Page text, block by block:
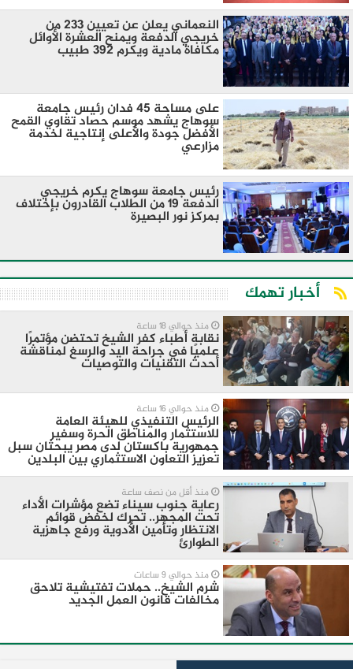
النعماني يعلن عن تعيين ٢٣٣ من
خريجي الدفعة ويمنح العشرة الأوائل
مكافاة مادية ويكرم ٣٩٢ طبيب
على مساحة ٤٥ فدان رئيس جامعة
سوهاج يشهد موسم حصاد تقاوي القمح
الأفضل جودة والأعلى إنتاجية لخدمة
مزارعي
رئيس جامعة سوهاج يكرم خريجي
الدفعة ١٩ من الطلاب القادرون بإختلاف
بمركز نور البصيرة
أخبار تهمك
منذ حوالي 18 ساعة
نقابة أطباء كفر الشيخ تحتضن مؤتمرًا
علميًا في جراحة اليد والرسغ لمناقشة
أحدث التقنيات والتوصيات
منذ حوالي 16 ساعة
الرئيس التنفيذي للهيئة العامة
للاستثمار والمناطق الحرة وسفير
جمهورية باكستان لدى مصر يبحثان سبل
تعزيز التعاون الاستثماري بين البلدين
منذ أقل من نصف ساعة
رعاية جنوب سيناء تضع مؤشرات الأداء
تحت المجهر.. تحرك لخفض قوائم
الانتظار وتأمين الأدوية ورفع جاهزية
الطوارئ
منذ حوالي 9 ساعات
شرم الشيخ.. حملات تفتيشية تلاحق
مخالفات قانون العمل الجديد